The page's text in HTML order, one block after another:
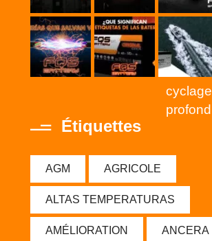
cyclage
profond
Étiquettes
AGM AGRICOLE
ALTAS TEMPERATURAS
AMÉLIORATION ANCERA